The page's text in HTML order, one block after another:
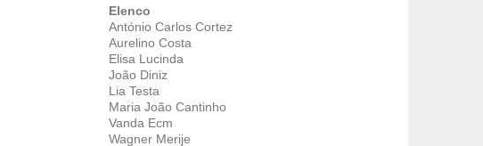
Elenco
António Carlos Cortez
Aurelino Costa
Elisa Lucinda
João Diniz
Lia Testa
Maria João Cantinho
Vanda Ecm
Wagner Merije